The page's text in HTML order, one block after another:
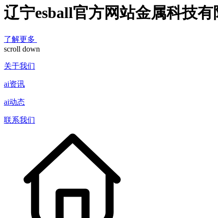
辽宁esball官方网站金属科技有
了解更多
scroll down
关于我们
ai资讯
ai动态
联系我们